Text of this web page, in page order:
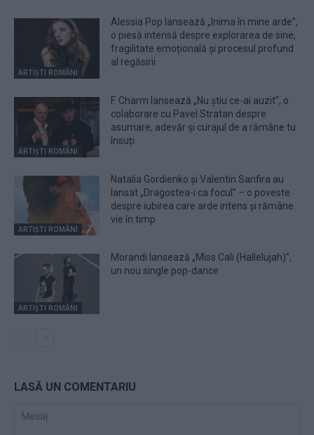
ARTIȘTI ROMÂNI
Alessia Pop lansează „Inima în mine arde”,
o piesă intensă despre explorarea de sine,
fragilitate emoțională și procesul profund
al regăsirii
ARTIȘTI ROMÂNI
F. Charm lansează „Nu știu ce-ai auzit”, o
colaborare cu Pavel Stratan despre
asumare, adevăr și curajul de a rămâne tu
însuți
ARTIȘTI ROMÂNI
Natalia Gordienko și Valentin Sanfira au
lansat „Dragostea-i ca focul” – o poveste
despre iubirea care arde intens și rămâne
vie în timp
ARTIȘTI ROMÂNI
Morandi lansează „Miss Cali (Hallelujah)”,
un nou single pop-dance
LASĂ UN COMENTARIU